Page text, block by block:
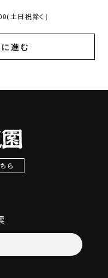
土日祝除く)
進む
ら